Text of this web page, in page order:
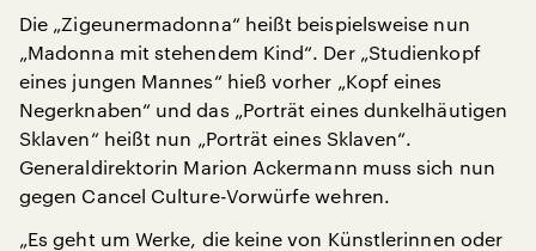
Die „Zigeunermadonna“ heißt beispielsweise nun
„Madonna mit stehendem Kind“. Der „Studienkopf
eines jungen Mannes“ hieß vorher „Kopf eines
Negerknaben“ und das „Porträt eines dunkelhäutigen
Sklaven“ heißt nun „Porträt eines Sklaven“.
Generaldirektorin Marion Ackermann muss sich nun
gegen Cancel Culture-Vorwürfe wehren.
„Es geht um Werke, die keine von Künstlerinnen oder